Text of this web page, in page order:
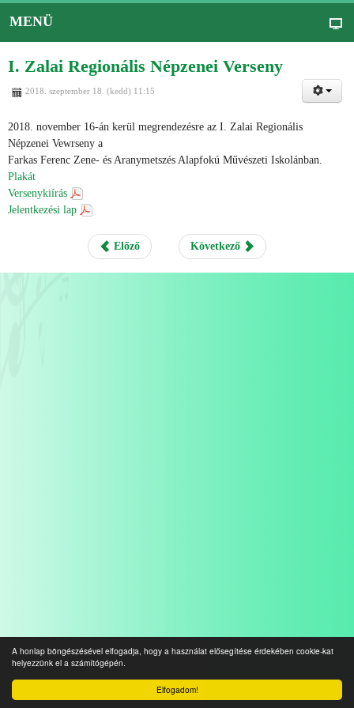
Elfogadom!
A honlap böngészésével elfogadja, hogy a használat elősegítése érdekében cookie-kat
helyezzünk el a számítógépén.
MENÜ
I. Zalai Regionális Népzenei Verseny
2018. szeptember 18. (kedd) 11:15
2018. november 16-án kerül megrendezésre az I. Zalai Regionális
Népzenei Vewrseny a
Farkas Ferenc Zene- és Aranymetszés Alapfokú Művészeti Iskolánban.
Plakát
Versenykiírás
Jelentkezési lap
Előző Következő